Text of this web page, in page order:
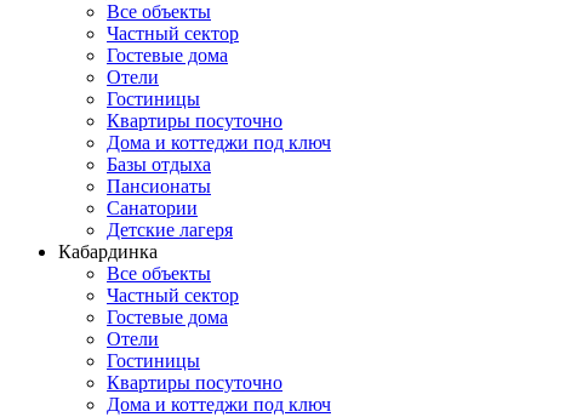
Все объекты
Частный сектор
Гостевые дома
Отели
Гостиницы
Квартиры посуточно
Дома и коттеджи под ключ
Базы отдыха
Пансионаты
Санатории
Детские лагеря
Кабардинка
Все объекты
Частный сектор
Гостевые дома
Отели
Гостиницы
Квартиры посуточно
Дома и коттеджи под ключ